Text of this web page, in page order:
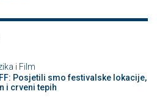
i Film
Posjetili smo festivalske lokacije,
i crveni tepih